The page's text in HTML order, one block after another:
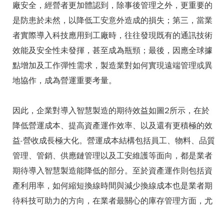
廠安全，經營者更加體認到，除事後管理之外，更重要的
是防患於未然，以降低工安意外造成的損失；第三，當業
者實際導入科技應用到工廠時，往往發現既有的通訊技術
效能及安全性未發揮，甚至成為瓶頸；最後，因應全球據
點增加及工作彈性需求，製造業對如何實現遠端管理或異
地協作，成為營運重要考量。
因此，企業對導入智慧製造的期待效益如圖2所示，在於
降低營運成本、提高資產運作效率、以及還有更積極的效
益-營收成長極大化。營運成本結構包括員工、物料、品質
管理、管銷、供應鏈管理以及工安維護等面向，都是業者
期待導入智慧製造能降低的部分。至於資產運作則包括資
產利用率，如何縮短換線時間與減少換線成本也是業者期
待科技可助力的方向，在業者最關心的庫存管理方面，尤